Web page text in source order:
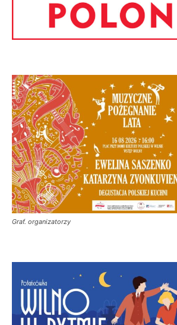
Graf. organizatorzy